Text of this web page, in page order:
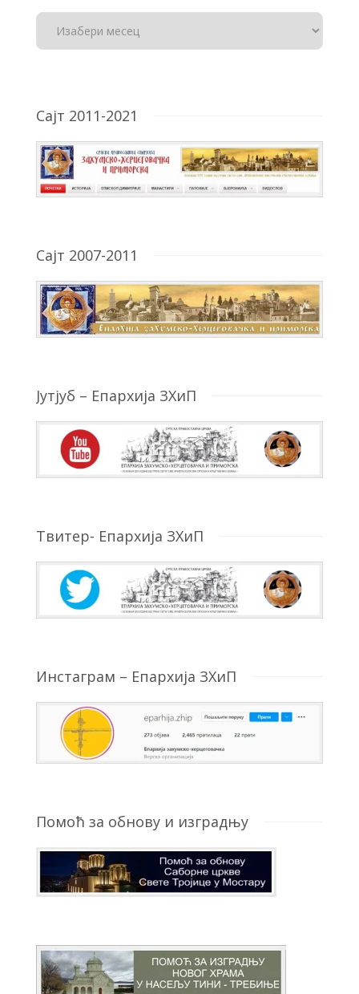
Сајт 2011-2021
Сајт 2007-2011
Јутјуб – Епархија ЗХиП
Твитер- Епархија ЗХиП
Инстаграм – Епархија ЗХиП
Помоћ за обнову и изградњу